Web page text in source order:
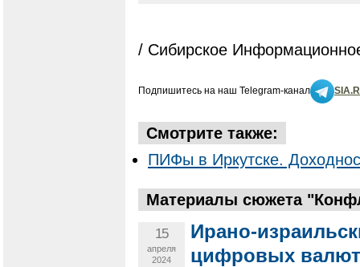
/ Сибирское
Подпишитесь на наш Telegram-канал
Смотрите также:
ПИФы в Иркутске.
Материалы сюжета
15
апреля
2024
Ирано-
цифровых